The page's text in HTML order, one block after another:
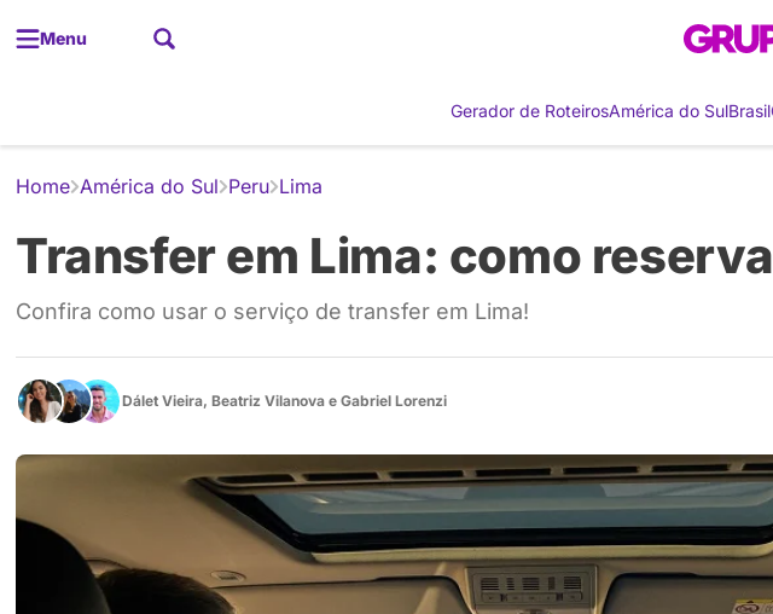
Menu
Gerador de RoteirosAmérica do SulBrasil
Home América do Sul Peru Lima
Transfer em Lima: como
Confira como usar o serviço de transfer em Lima!
Dálet Vieira, Beatriz Vilanova e Gabriel Lorenzi